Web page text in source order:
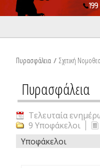
Πυρασφάλεια / Σχετική
Πυρασφάλεια
Τελευταία
9 Υποφάκελοι
Υποφάκελοι